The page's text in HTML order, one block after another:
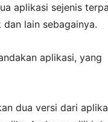
aplikasi sejenis
lain sebagainya.
aplikasi, yang
dua versi dari